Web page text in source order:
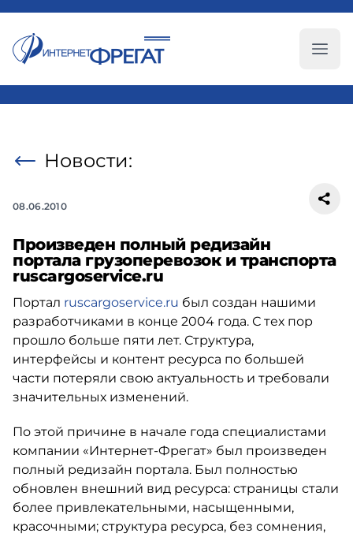
Новости:
08.06.2010
Произведен полный редизайн
портала грузоперевозок и транспорта
ruscargoservice.ru
Портал ruscargoservice.ru был создан нашими
разработчиками в конце 2004 года. С тех пор
прошло больше пяти лет. Структура,
интерфейсы и контент ресурса по большей
части потеряли свою актуальность и требовали
значительных изменений.
По этой причине в начале года специалистами
компании «Интернет-Фрегат» был произведен
полный редизайн портала. Был полностью
обновлен внешний вид ресурса: страницы стали
более привлекательными, насыщенными,
красочными; структура ресурса, без сомнения,